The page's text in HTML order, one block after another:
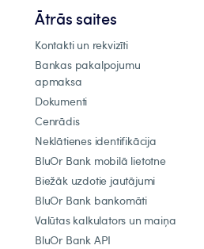
Ātrās saites
Kontakti un rekvizīti
Bankas pakalpojumu
apmaksa
Dokumenti
Cenrādis
Neklātienes identifikācija
BluOr Bank mobilā lietotne
Biežāk uzdotie jautājumi
BluOr Bank bankomāti
Valūtas kalkulators un maiņa
BluOr Bank API